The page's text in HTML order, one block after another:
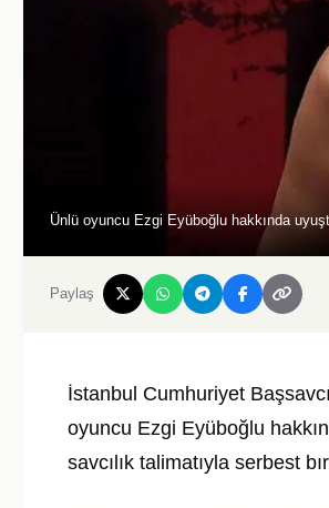
Ünlü oyuncu Ezgi Eyüboğlu hakkında
Paylaş
İstanbul Cumhuriyet
oyuncu Ezgi Eyüboğlu
savcılık talimatıyla serbest